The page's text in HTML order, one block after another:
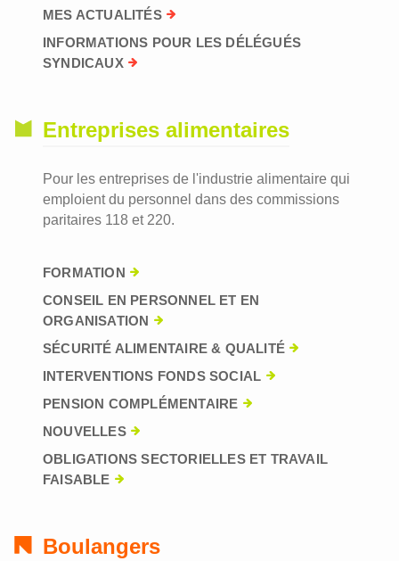
MES ACTUALITÉS
INFORMATIONS POUR LES DÉLÉGUÉS
SYNDICAUX
Entreprises alimentaires
Pour les entreprises de l'industrie alimentaire qui
emploient du personnel dans des commissions
paritaires 118 et 220.
FORMATION
CONSEIL EN PERSONNEL ET EN
ORGANISATION
SÉCURITÉ ALIMENTAIRE & QUALITÉ
INTERVENTIONS FONDS SOCIAL
PENSION COMPLÉMENTAIRE
NOUVELLES
OBLIGATIONS SECTORIELLES ET TRAVAIL
FAISABLE
Boulangers